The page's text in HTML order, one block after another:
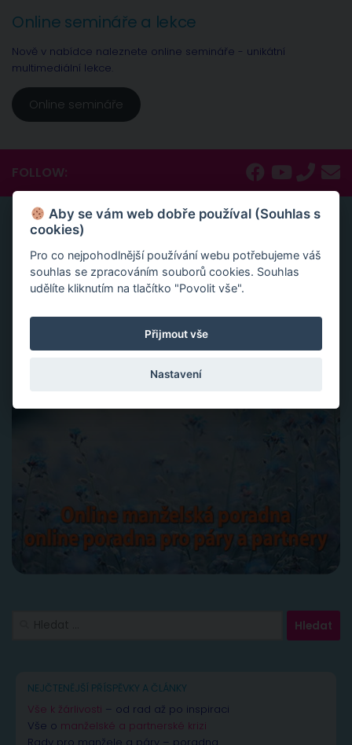
Online semináře a lekce
Nově v nabídce naleznete online semináře - unikátní
multimediální lekce.
Online semináře
FOLLOW:
ONLINE SEMINÁŘE A LEKCE
Nově v nabídce naleznete online semináře – unikátní
multimediální lekce, naprosto konkrétní návody a
inspirace.
Velká partnerská rekapitulace a restart vašeho vztahu
Slovy ke šťastnému vztahu
NEJČTENĚJŠÍ PŘÍSPĚVKY A ČLÁNKY
Vše k žárlivosti – od rad až po inspiraci
Vše o manželské a partnerské krizi
Aby se vám web dobře používal (Souhlas s
cookies)
Pro co nejpohodlnější používání webu potřebujeme váš
souhlas se zpracováním souborů cookies. Souhlas
udělíte kliknutím na tlačítko "Povolit vše".
Přijmout vše
Nastavení